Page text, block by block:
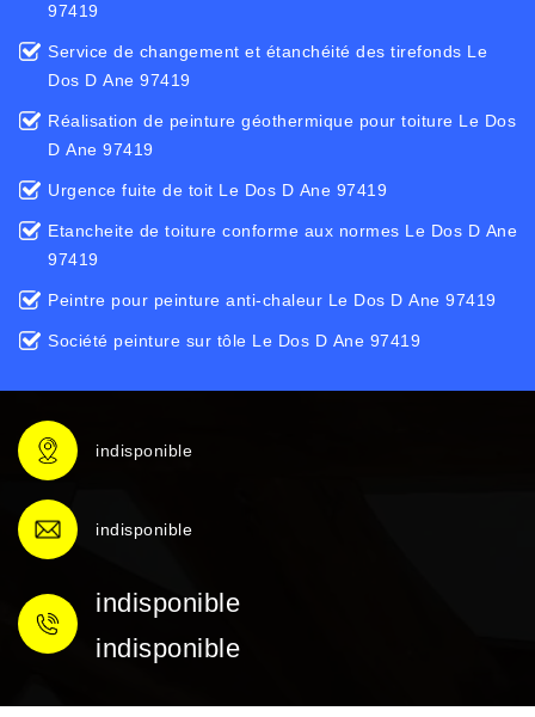
97419
Service de changement et étanchéité des tirefonds Le
Dos D Ane 97419
Réalisation de peinture géothermique pour toiture Le Dos
D Ane 97419
Urgence fuite de toit Le Dos D Ane 97419
Etancheite de toiture conforme aux normes Le Dos D Ane
97419
Peintre pour peinture anti-chaleur Le Dos D Ane 97419
Société peinture sur tôle Le Dos D Ane 97419
indisponible
indisponible
indisponible
indisponible